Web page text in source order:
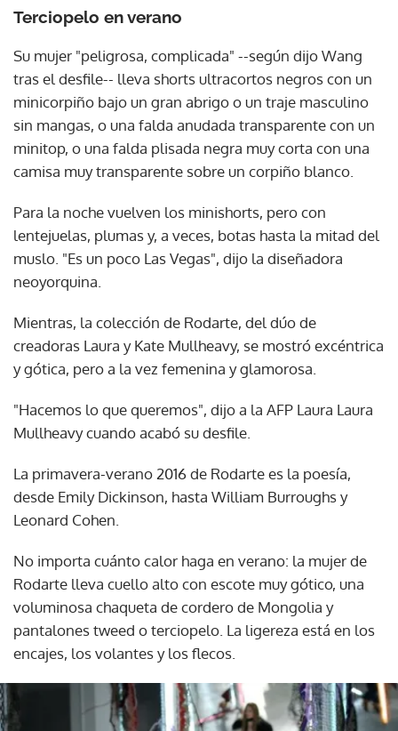
Terciopelo en verano
Su mujer "peligrosa, complicada" --según dijo Wang
tras el desfile-- lleva shorts ultracortos negros con un
minicorpiño bajo un gran abrigo o un traje masculino
sin mangas, o una falda anudada transparente con un
minitop, o una falda plisada negra muy corta con una
camisa muy transparente sobre un corpiño blanco.
Para la noche vuelven los minishorts, pero con
lentejuelas, plumas y, a veces, botas hasta la mitad del
muslo. "Es un poco Las Vegas", dijo la diseñadora
neoyorquina.
Mientras, la colección de Rodarte, del dúo de
creadoras Laura y Kate Mullheavy, se mostró excéntrica
y gótica, pero a la vez femenina y glamorosa.
"Hacemos lo que queremos", dijo a la AFP Laura Laura
Mullheavy cuando acabó su desfile.
La primavera-verano 2016 de Rodarte es la poesía,
desde Emily Dickinson, hasta William Burroughs y
Leonard Cohen.
No importa cuánto calor haga en verano: la mujer de
Rodarte lleva cuello alto con escote muy gótico, una
voluminosa chaqueta de cordero de Mongolia y
pantalones tweed o terciopelo. La ligereza está en los
encajes, los volantes y los flecos.